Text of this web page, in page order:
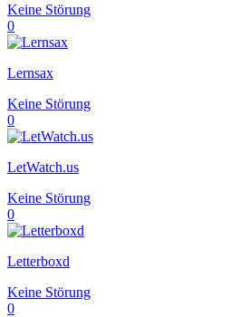
Keine Störung
0
Lernsax
Keine Störung
0
LetWatch.us
Keine Störung
0
Letterboxd
Keine Störung
0